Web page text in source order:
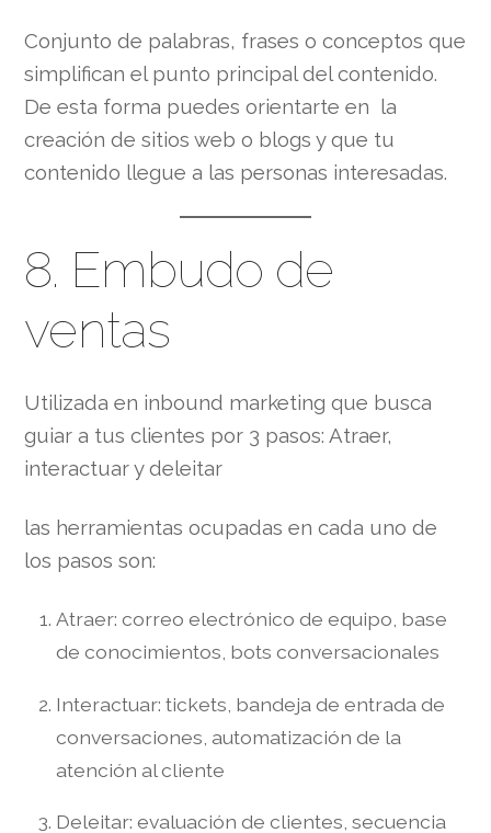
Conjunto de palabras, frases o conceptos que
simplifican el punto principal del contenido.
De esta forma puedes orientarte en la
creación de sitios web o blogs y que tu
contenido llegue a las personas interesadas.
8. Embudo de
ventas
Utilizada en inbound marketing que busca
guiar a tus clientes por 3 pasos: Atraer,
interactuar y deleitar
las herramientas ocupadas en cada uno de
los pasos son:
Atraer: correo electrónico de equipo, base
de conocimientos, bots conversacionales
Interactuar: tickets, bandeja de entrada de
conversaciones, automatización de la
atención al cliente
Deleitar: evaluación de clientes, secuencia